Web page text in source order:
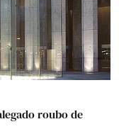
roubo de